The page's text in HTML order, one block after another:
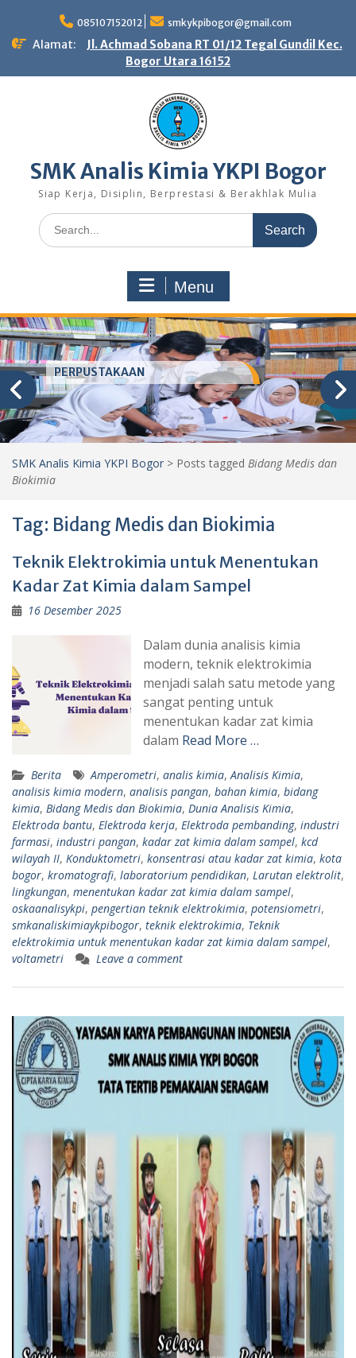
content
085107152012 smkykpibogor@gmail.com
Alamat:
Jl. Achmad Sobana RT 01/12 Tegal Gundil Kec.
Bogor Utara 16152
SMK Analis Kimia YKPI Bogor
Siap Kerja, Disiplin, Berprestasi & Berakhlak Mulia
Search
for:
Menu
PERPUSTAKAAN
SMK Analis Kimia YKPI Bogor > Posts tagged Bidang Medis dan
Biokimia
Tag: Bidang Medis dan Biokimia
Teknik Elektrokimia untuk Menentukan
Kadar Zat Kimia dalam Sampel
16 Desember 2025
Dalam dunia analisis kimia
modern, teknik elektrokimia
menjadi salah satu metode yang
sangat penting untuk
menentukan kadar zat kimia
dalam Read More …
Berita Amperometri, analis kimia, Analisis Kimia,
analisis kimia modern, analisis pangan, bahan kimia, bidang
kimia, Bidang Medis dan Biokimia, Dunia Analisis Kimia,
Elektroda bantu, Elektroda kerja, Elektroda pembanding, industri
farmasi, industri pangan, kadar zat kimia dalam sampel, kcd
wilayah II, Konduktometri, konsentrasi atau kadar zat kimia, kota
bogor, kromatografi, laboratorium pendidikan, Larutan elektrolit,
lingkungan, menentukan kadar zat kimia dalam sampel,
oskaanalisykpi, pengertian teknik elektrokimia, potensiometri,
smkanaliskimiaykpibogor, teknik elektrokimia, Teknik
elektrokimia untuk menentukan kadar zat kimia dalam sampel,
voltametri
Leave a comment